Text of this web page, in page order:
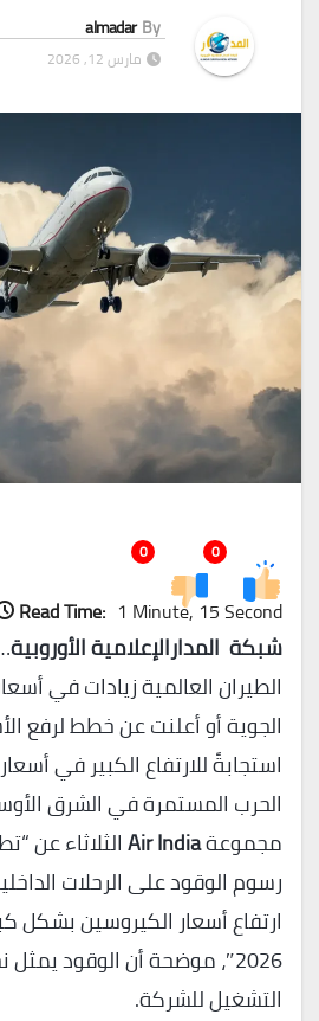
By
almadar
مارس 12, 2026
0
0
Read Time: 1 Minute, 15 Second
شبكة المدارالإعلامية الأوروبية
الطيران العالمية زيادات في
الجوية أو أعلنت عن خطط لرفع
استجابةً للارتفاع الكبير في
الحرب المستمرة في الشرق
مجموعةAir Indiaالثلاثاء عن
رسوم الوقود على الرحلات
ارتفاع أسعار الكيروسين بشكل
التشغيل للشركة.